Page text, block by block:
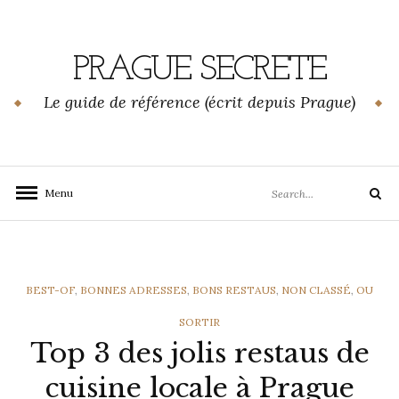
PRAGUE SECRETE
Le guide de référence (écrit depuis Prague)
Menu
for:
Search
CATEGORIES
BEST-OF, BONNES ADRESSES, BONS RESTAUS, NON CLASSÉ, OU
SORTIR
Top 3 des jolis restaus de
cuisine locale à Prague